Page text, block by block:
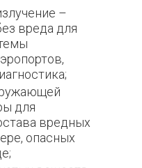
–
вреда для
для
вредных
опасных